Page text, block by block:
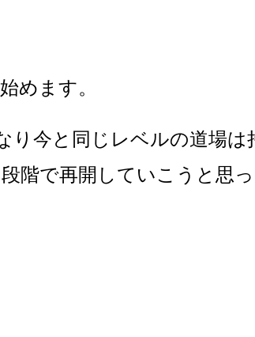
めます。
り今と同じレベルの道場
階で再開していこうと思